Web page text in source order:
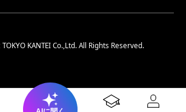
KANTEI Co.,Ltd. All Rights Reserved.